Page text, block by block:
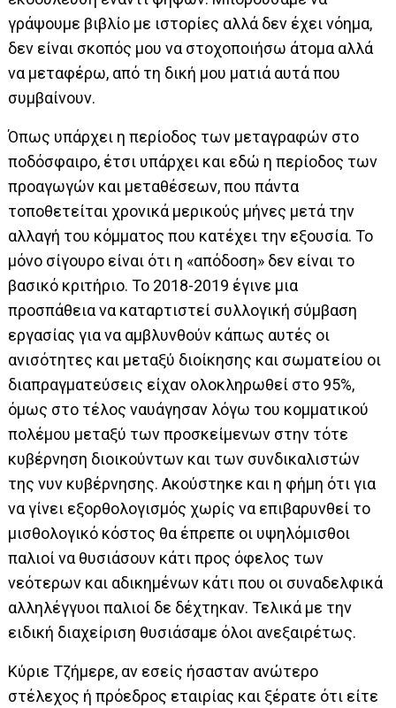
γράψουμε βιβλίο με ιστορίες αλλά δεν έχει νόημα,
δεν είναι σκοπός μου να στοχοποιήσω άτομα αλλά
να μεταφέρω, από τη δική μου ματιά αυτά που
συμβαίνουν.
Όπως υπάρχει η περίοδος των μεταγραφών στο
ποδόσφαιρο, έτσι υπάρχει και εδώ η περίοδος των
προαγωγών και μεταθέσεων, που πάντα
τοποθετείται χρονικά μερικούς μήνες μετά την
αλλαγή του κόμματος που κατέχει την εξουσία. Το
μόνο σίγουρο είναι ότι η «απόδοση» δεν είναι το
βασικό κριτήριο. To 2018-2019 έγινε μια
προσπάθεια να καταρτιστεί συλλογική σύμβαση
εργασίας για να αμβλυνθούν κάπως αυτές οι
ανισότητες και μεταξύ διοίκησης και σωματείου οι
διαπραγματεύσεις είχαν ολοκληρωθεί στο 95%,
όμως στο τέλος ναυάγησαν λόγω του κομματικού
πολέμου μεταξύ των προσκείμενων στην τότε
κυβέρνηση διοικούντων και των συνδικαλιστών
της νυν κυβέρνησης. Ακούστηκε και η φήμη ότι για
να γίνει εξορθολογισμός χωρίς να επιβαρυνθεί το
μισθολογικό κόστος θα έπρεπε οι υψηλόμισθοι
παλιοί να θυσιάσουν κάτι προς όφελος των
νεότερων και αδικημένων κάτι που οι συναδελφικά
αλληλέγγυοι παλιοί δε δέχτηκαν. Τελικά με την
ειδική διαχείριση θυσιάσαμε όλοι ανεξαιρέτως.
Κύριε Τζήμερε, αν εσείς ήσασταν ανώτερο
στέλεχος ή πρόεδρος εταιρίας και ξέρατε ότι είτε